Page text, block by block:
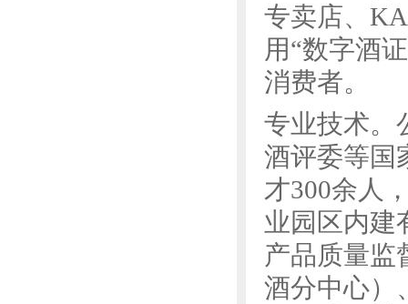
专卖店、
用“数字酒
消费者。
专业技术。
酒评委等国
才300余人
业园区内建
产品质量监
酒分中心）